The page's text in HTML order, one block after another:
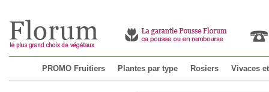
PROMO Fruitiers Plantes par type Rosiers Vivaces